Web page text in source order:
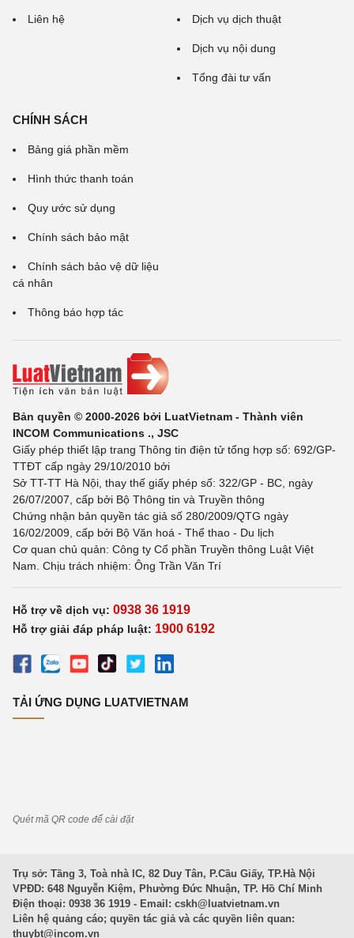
Liên hệ Dịch vụ dịch thuật
Dịch vụ nội dung
Tổng đài tư vấn
CHÍNH SÁCH
Bảng giá phần mềm
Hình thức thanh toán
Quy ước sử dụng
Chính sách bảo mật
Chính sách bảo vệ dữ liệu
cá nhân
Thông báo hợp tác
Bản quyền © 2000-2026 bởi LuatVietnam - Thành viên
INCOM Communications ., JSC
Giấy phép thiết lập trang Thông tin điện tử tổng hợp số: 692/GP-
TTĐT cấp ngày 29/10/2010 bởi
Sở TT-TT Hà Nội, thay thế giấy phép số: 322/GP - BC, ngày
26/07/2007, cấp bởi Bộ Thông tin và Truyền thông
Chứng nhận bản quyền tác giả số 280/2009/QTG ngày
16/02/2009, cấp bởi Bộ Văn hoá - Thể thao - Du lịch
Cơ quan chủ quản: Công ty Cổ phần Truyền thông Luật Việt
Nam. Chịu trách nhiệm: Ông Trần Văn Trí
Hỗ trợ về dịch vụ: 0938 36 1919
Hỗ trợ giải đáp pháp luật: 1900 6192
TẢI ỨNG DỤNG LUATVIETNAM
Quét mã QR code để cài đặt
Trụ sở: Tầng 3, Toà nhà IC, 82 Duy Tân, P.Cầu Giấy, TP.Hà Nội
VPĐD: 648 Nguyễn Kiệm, Phường Đức Nhuận, TP. Hồ Chí Minh
Điện thoại: 0938 36 1919 - Email: cskh@luatvietnam.vn
Liên hệ quảng cáo; quyền tác giả và các quyền liên quan:
thuybt@incom.vn